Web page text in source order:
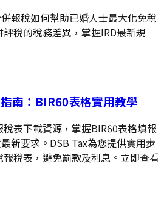
報稅如何幫助已婚人士最大化免稅
稅的稅務差異，掌握IRD最新規
南：BIR60表格實用教學
表下載資源，掌握BIR60表格填報
新要求。DSB Tax為您提供實用步
稅表，避免罰款及利息。立即查看